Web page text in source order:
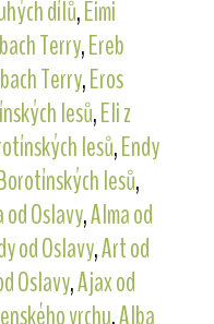
dílů,Eimi
Terry,Ereb
Terry,Eros
lesů,Eli z
lesů,Endy
lesů,
Oslavy,Alma od
od Oslavy,Art od
Oslavy,Ajax od
vrchu,Alba